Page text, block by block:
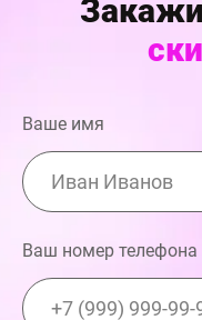
Ваше имя
Ваш номер телефона